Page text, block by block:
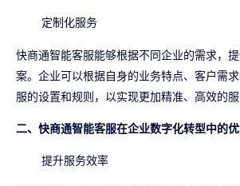
定制化服务
快商通智能客服能够根据不同企业的需求，
案。企业可以根据自身的业务特点、客户需
服的设置和规则，以实现更加精准、高效的服
二、快商通智能客服在企业数字化转型中的
提升服务效率